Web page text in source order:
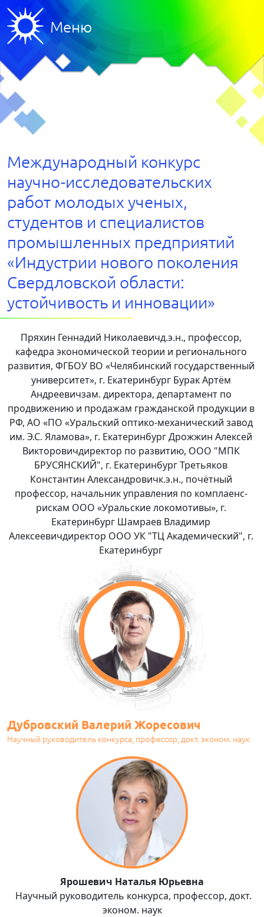
Меню
Международный конкурс
научно-исследовательских
работ молодых ученых,
студентов и специалистов
промышленных предприятий
«Индустрии нового поколения
Свердловской области:
устойчивость и инновации»
Пряхин Геннадий Николаевичд.э.н., профессор,
кафедра экономической теории и регионального
развития, ФГБОУ ВО «Челябинский государственный
университет», г. Екатеринбург Бурак Артём
Андреевичзам. директора, департамент по
продвижению и продажам гражданской продукции в
РФ, АО «ПО «Уральский оптико-механический завод
им. Э.С. Яламова», г. Екатеринбург Дрожжин Алексей
Викторовичдиректор по развитию, ООО "МПК
БРУСЯНСКИЙ", г. Екатеринбург Третьяков
Константин Александровичк.э.н., почётный
профессор, начальник управления по комплаенс-
рискам ООО «Уральские локомотивы», г.
Екатеринбург Шамраев Владимир
Алексеевичдиректор ООО УК "ТЦ Академический", г.
Екатеринбург
Дубровский Валерий Жоресович
Научный руководитель конкурса, профессор, докт. эконом. наук
Ярошевич Наталья Юрьевна
Научный руководитель конкурса, профессор, докт.
эконом. наук